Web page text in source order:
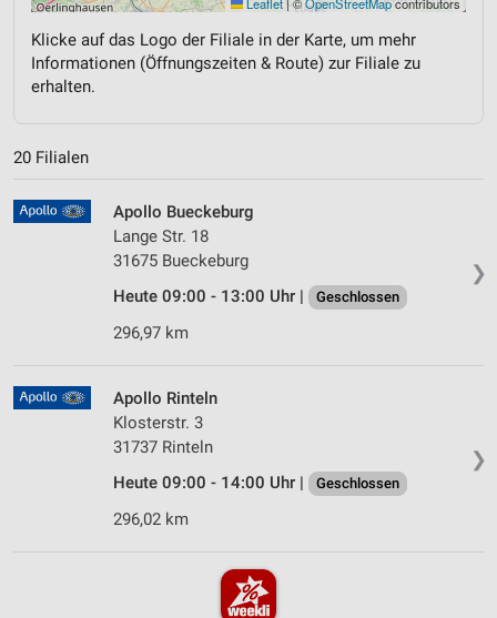
Klicke auf das Logo der Filiale in der Karte, um mehr
Informationen (Öffnungszeiten & Route) zur Filiale zu
erhalten.
20 Filialen
❯
Apollo Bueckeburg
Lange Str. 18
31675 Bueckeburg
Heute 09:00 - 13:00 Uhr |
Geschlossen
296,97 km
❯
Apollo Rinteln
Klosterstr. 3
31737 Rinteln
Heute 09:00 - 14:00 Uhr |
Geschlossen
296,02 km